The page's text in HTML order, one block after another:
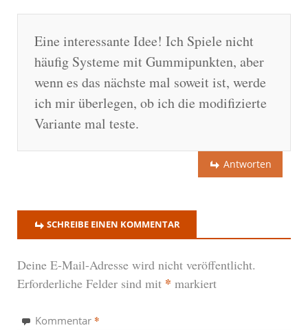
Eine interessante Idee! Ich Spiele nicht
häufig Systeme mit Gummipunkten, aber
wenn es das nächste mal soweit ist, werde
ich mir überlegen, ob ich die modifizierte
Variante mal teste.
Antworten
SCHREIBE EINEN KOMMENTAR
Deine E-Mail-Adresse wird nicht veröffentlicht.
Erforderliche Felder sind mit * markiert
Kommentar *